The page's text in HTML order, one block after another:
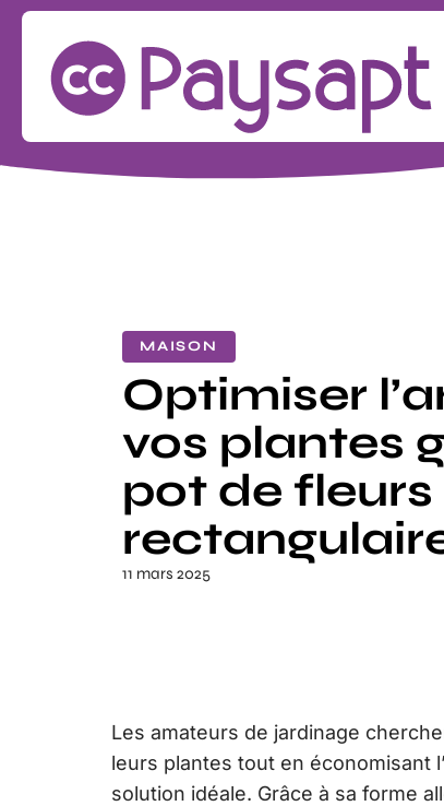
LOOK
MAISON
Optimiser
vos plantes
pot de fleurs
11 mars 2025
Les amateurs de jardinage
leurs plantes tout en économisant
solution idéale. Grâce à sa forme